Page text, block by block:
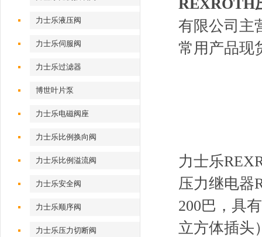
力士乐液压阀
力士乐伺服阀
力士乐过滤器
博世叶片泵
力士乐电磁阀座
力士乐比例换向阀
力士乐比例溢流阀
力士乐安全阀
力士乐顺序阀
力士乐压力切断阀
REXROTH
有限公司主
常用产品现
力士乐
压力继电器
200巴，具
立方体插头